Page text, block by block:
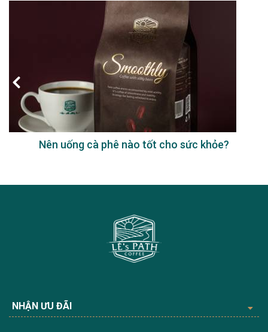
Nên uống cà phê nào tốt cho sức khỏe?
NHẬN ƯU ĐÃI